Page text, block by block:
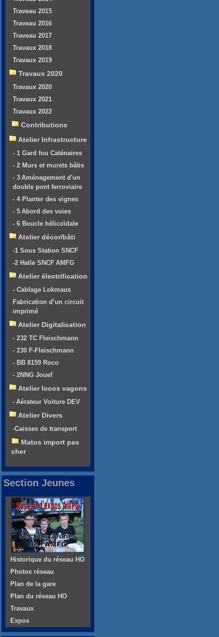
Traveau 2015
Traveau 2016
Traveau 2017
Travaux 2018
Travaux 2019
Travaux 2020
Travaux 2020
Travaux 2021
Travaux 2022
Contributions
Atelier Infrastructure
- 1 Gard fou Caténaires
- 2 Murs et murets bâtis
- 3 Aménagement d'un
double pont ferroviaire
- 4 Planter des vignes
- 5 Abord des voies
- 6 Boucle hélicoïdale
Atelier décor/bâti
-1 Sous Station SNCF
-2 Halle SNCF AMFG
Atelier électrification
- Cablage Lokmaus
Fabrication d’un circuit
imprimé
Atelier Digitalisation
- 232 TC Fleischmann
- 230 F-Fleischmann
- BB 8159 Roco
- 2NNG Jouef
Atelier locos vagons
- Aérateur Voiture DEV
Atelier Divers
-Caisses de transport
Matos import pas
cher
Section Jeunes
Historique du réseau HO
Photos réseau
Plan de la gare
Plan du réseau HO
Travaux
Expos